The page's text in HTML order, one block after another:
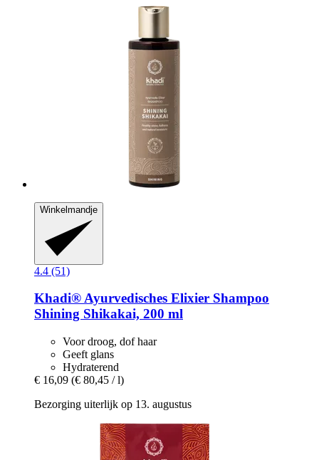
Winkelmandje
4.4 (51)
Khadi®Ayurvedisches Elixier Shampoo
Shining Shikakai, 200 ml
Voor droog, dof haar
Geeft glans
Hydraterend
€ 16,09 (€ 80,45 / l)
Bezorging uiterlijk op 13. augustus